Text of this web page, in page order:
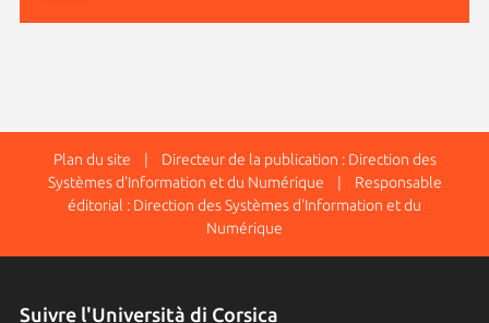
Plan du site | Directeur de la publication : Direction des
Systèmes d'Information et du Numérique | Responsable
éditorial : Direction des Systèmes d'Information et du
Numérique
Suivre l'Università di Corsica